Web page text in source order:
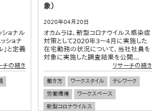
ショナル
ショナ
」と定義
チの続き
象）
2020年04月20日
オカムラは、新型コロナウイルス感染症
対策として2020年3～4月に実施した
在宅勤務の状況について、当社社員を
対象に実施した調査結果を公開...
リサーチの続き
働き方 ワークスタイル
テレワーク
労働環境
ワークスペース
新型コロナウイルス